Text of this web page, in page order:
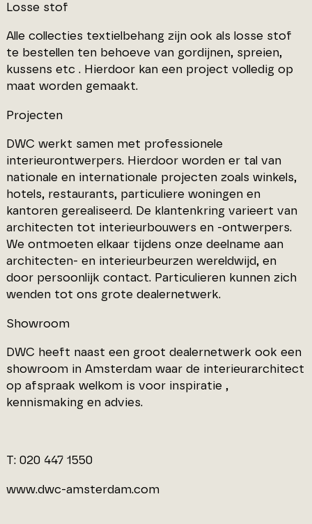
Losse stof
Alle collecties textielbehang zijn ook als losse stof
te bestellen ten behoeve van gordijnen, spreien,
kussens etc . Hierdoor kan een project volledig op
maat worden gemaakt.
Projecten
DWC werkt samen met professionele
interieurontwerpers. Hierdoor worden er tal van
nationale en internationale projecten zoals winkels,
hotels, restaurants, particuliere woningen en
kantoren gerealiseerd. De klantenkring varieert van
architecten tot interieurbouwers en -ontwerpers.
We ontmoeten elkaar tijdens onze deelname aan
architecten- en interieurbeurzen wereldwijd, en
door persoonlijk contact. Particulieren kunnen zich
wenden tot ons grote dealernetwerk.
Showroom
DWC heeft naast een groot dealernetwerk ook een
showroom in Amsterdam waar de interieurarchitect
op afspraak welkom is voor inspiratie ,
kennismaking en advies.
T: 020 447 1550
www.dwc-amsterdam.com